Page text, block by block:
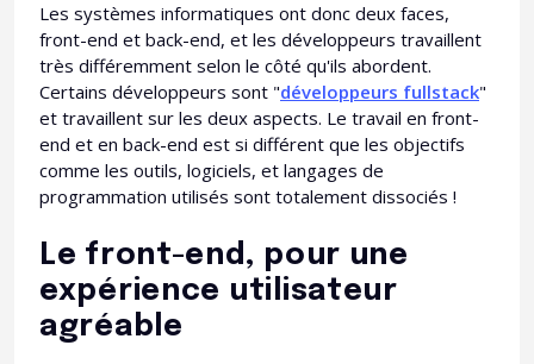
Les systèmes informatiques ont donc deux faces,
front-end et back-end, et les développeurs travaillent
très différemment selon le côté qu'ils abordent.
Certains développeurs sont "développeurs fullstack"
et travaillent sur les deux aspects. Le travail en front-
end et en back-end est si différent que les objectifs
comme les outils, logiciels, et langages de
programmation utilisés sont totalement dissociés !
Le front-end, pour une
expérience utilisateur
agréable